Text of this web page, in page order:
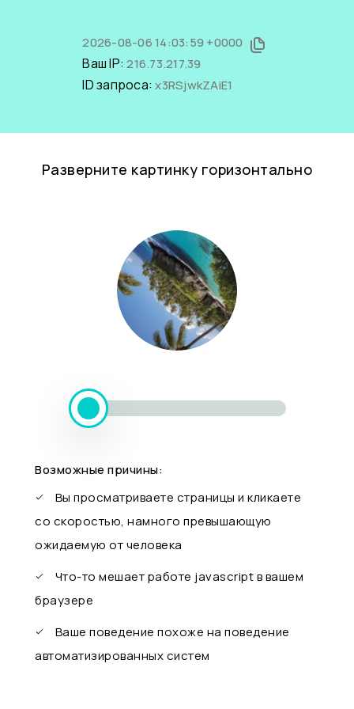
2026-08-06 14:03:59 +0000
Ваш IP:216.73.217.39
ID запроса:x3RSjwkZAiE1
Разверните картинку горизонтально
Возможные причины:
Вы просматриваете страницы и кликаете
со скоростью, намного превышающую
ожидаемую от человека
Что-то мешает работе javascript в вашем
браузере
Ваше поведение похоже на поведение
автоматизированных систем